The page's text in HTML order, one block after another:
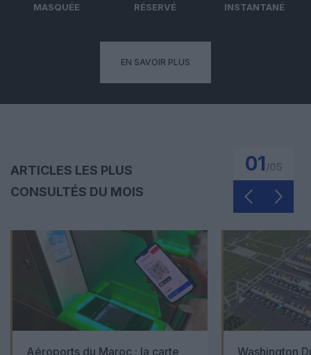
MASQUÉE
RÉSERVÉ
INSTANTANÉ
EN SAVOIR PLUS
ARTICLES LES PLUS
CONSULTÉS DU MOIS
01
Aéroports du Maroc : la carte
Washington